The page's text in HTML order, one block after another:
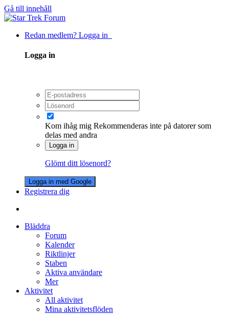
Gå till innehåll
Redan medlem? Logga in
Logga in
Kom ihåg mig Rekommenderas inte på datorer som
delas med andra
Logga in
Glömt ditt lösenord?
Logga in med Google
Registrera dig
Bläddra
Forum
Kalender
Riktlinjer
Staben
Aktiva användare
Mer
Aktivitet
All aktivitet
Mina aktivitetsflöden